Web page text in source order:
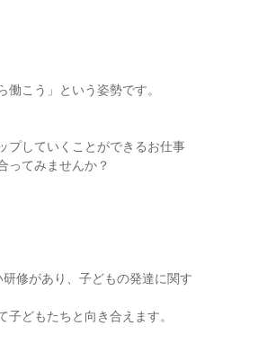
こう」という姿勢です。
プしていくことができるお仕事
ってみませんか？
修があり、子どもの発達に関す
どもたちと向き合えます。